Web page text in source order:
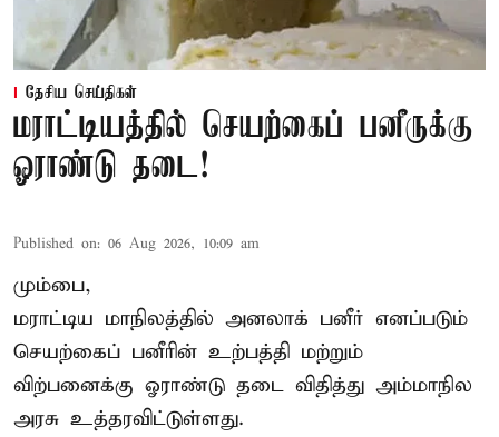
தேசிய செய்திகள்
மராட்டியத்தில் செயற்கைப் பனீருக்கு
ஓராண்டு தடை!
Published on: 06 Aug 2026, 10:09 am
மும்பை,
மராட்டிய மாநிலத்தில் அனலாக் பனீர் எனப்படும்
செயற்கைப் பனீரின் உற்பத்தி மற்றும்
விற்பனைக்கு ஓராண்டு தடை விதித்து அம்மாநில
அரசு உத்தரவிட்டுள்ளது.